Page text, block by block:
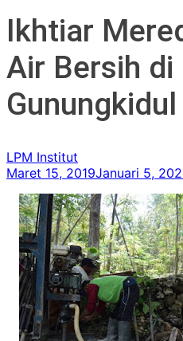
Ikhtiar
Air Bersih di
Gunungkidul
LPM Institut
Maret 15, 2019Januari 5,